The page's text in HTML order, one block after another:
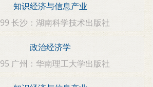
知识经济与信息产业
长沙：湖南科学技术出版社
政治经济学
广州：华南理工大学出版社